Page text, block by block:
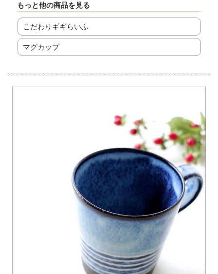
もっと他の商品を見る
こだわりギギらいふ
マグカップ